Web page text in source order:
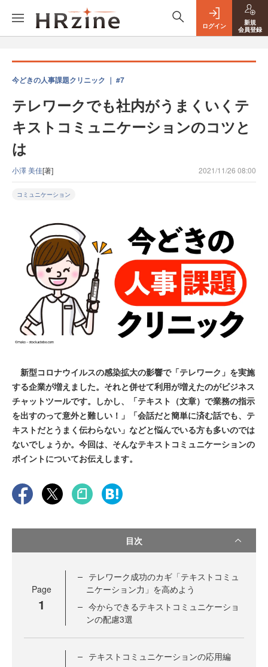
ログイン
新規
会員登録
今どきの人事課題クリニック ｜ #7
テレワークでも社内がうまくいくテ
キストコミュニケーションのコツと
は
小澤 美佳[著] 2021/11/26 08:00
コミュニケーション
新型コロナウイルスの感染拡大の影響で「テレワーク」を実施
する企業が増えました。それと併せて利用が増えたのがビジネス
チャットツールです。しかし、「テキスト（文章）で業務の指示
を出すのって意外と難しい！」「会話だと簡単に済む話でも、テ
キストだとうまく伝わらない」などと悩んでいる方も多いのでは
ないでしょうか。今回は、そんなテキストコミュニケーションの
ポイントについてお伝えします。
目次
Page
1
テレワーク成功のカギ「テキストコミュ
ニケーション力」を高めよう
今からできるテキストコミュニケーショ
ンの配慮3選
テキストコミュニケーションの応用編